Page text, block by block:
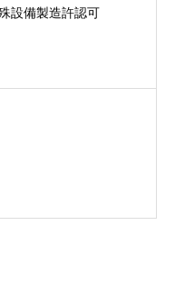
設備製造許認可